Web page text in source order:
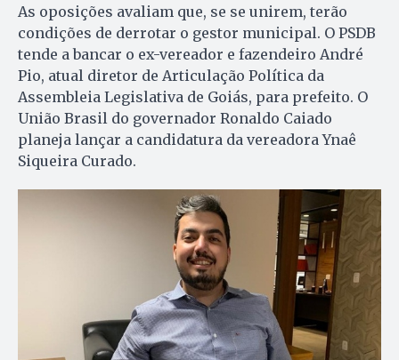
As oposições avaliam que, se se unirem, terão
condições de derrotar o gestor municipal. O PSDB
tende a bancar o ex-vereador e fazendeiro André
Pio, atual diretor de Articulação Política da
Assembleia Legislativa de Goiás, para prefeito. O
União Brasil do governador Ronaldo Caiado
planeja lançar a candidatura da vereadora Ynaê
Siqueira Curado.